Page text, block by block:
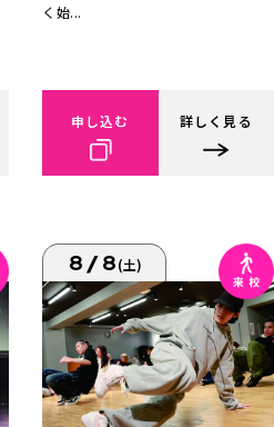
く始...
申し込む 詳しく見る
8/8(土)